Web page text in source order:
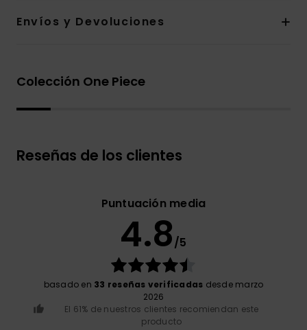
Envíos y Devoluciones
Colección One Piece
Reseñas de los clientes
Puntuación media
4.8/5
basado en 33 reseñas verificadas desde marzo
2026
El 61% de nuestros clientes recomiendan este
producto